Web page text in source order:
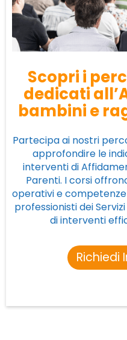
Scopri i
dedicati
bambini e
Partecipa ai nostri
approfondire le
interventi di
Parenti. I corsi
operativi e
professionisti dei
di interventi
Richiedi